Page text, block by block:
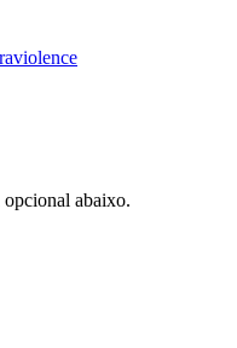
abaixo.